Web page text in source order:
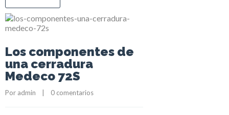
Los componentes de
una cerradura
Medeco 72S
Por admin 0 comentarios